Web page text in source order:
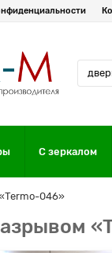
С зеркалом
046»